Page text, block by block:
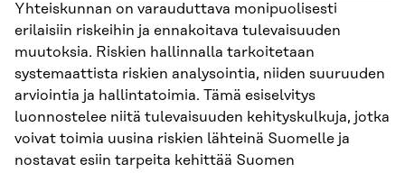
Yhteiskunnan on varauduttava monipuolisesti
erilaisiin riskeihin ja ennakoitava tulevaisuuden
muutoksia. Riskien hallinnalla tarkoitetaan
systemaattista riskien analysointia, niiden suuruuden
arviointia ja hallintatoimia. Tämä esiselvitys
luonnostelee niitä tulevaisuuden kehityskulkuja, jotka
voivat toimia uusina riskien lähteinä Suomelle ja
nostavat esiin tarpeita kehittää Suomen